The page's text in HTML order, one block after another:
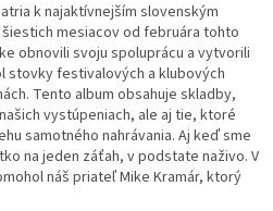
k najaktívnejším slovenským
mesiacov od februára tohto
obnovili svoju spoluprácu a vytvorili
stovky festivalových a klubových
Tento album obsahuje skladby,
vystúpeniach, ale aj tie, ktoré
samotného nahrávania. Aj keď sme
na jeden záťah, v podstate naživo. V
náš priateľ Mike Kramár, ktorý